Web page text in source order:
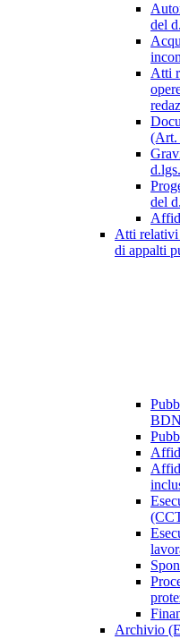
del
Atti
(Art.
del
Atti relativi
di appalti
Archivio